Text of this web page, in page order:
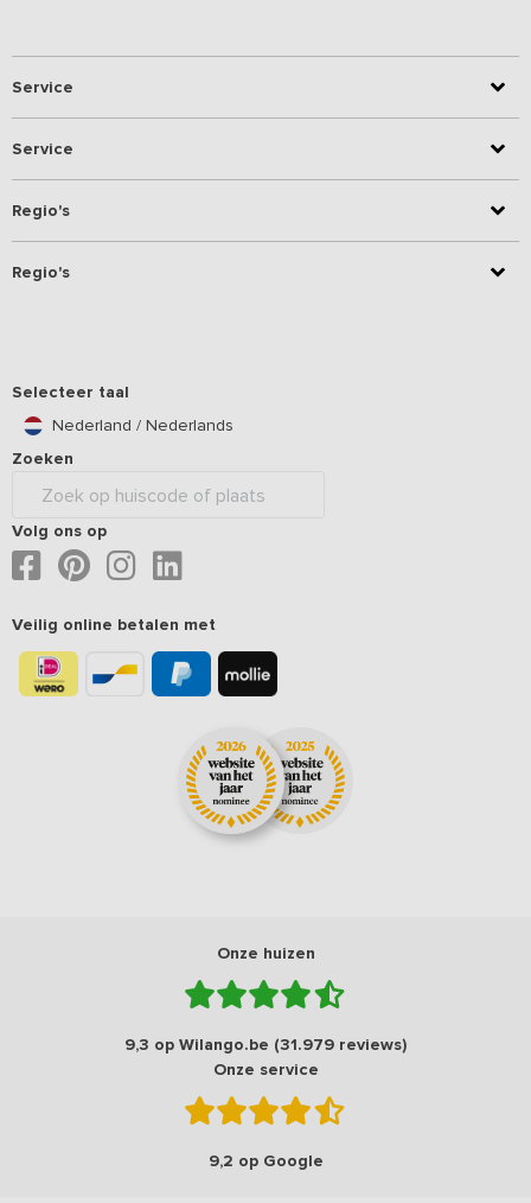
Service
Service
Regio's
Regio's
Selecteer taal
Nederland / Nederlands
Zoeken
Volg ons op
Veilig online betalen met
Onze huizen
9,3 op Wilango.be (31.979 reviews)
Onze service
9,2 op Google